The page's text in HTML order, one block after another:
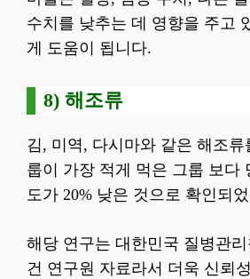
수치를 낮추는 데 영향을 주고
게 도움이 됩니다.
8) 해조류
김, 미역, 다시마와 같은 해조
룹이 가장 적게 먹은 그룹 보다
도가 20% 낮은 것으로 확인되
해당 연구는 대한민국 질병관
건 연구원 자료라서 더욱 신뢰